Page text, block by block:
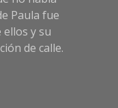
Paula fue
y su
de calle.